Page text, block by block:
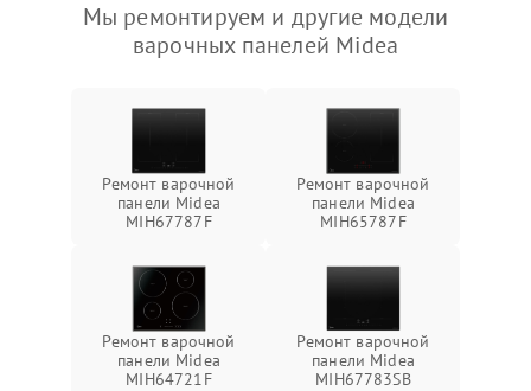
Мы ремонтируем и другие модели
варочных панелей Midea
Ремонт варочной
панели Midea
MIH67787F
Ремонт варочной
панели Midea
MIH65787F
Ремонт варочной
панели Midea
MIH64721F
Ремонт варочной
панели Midea
MIH67783SB